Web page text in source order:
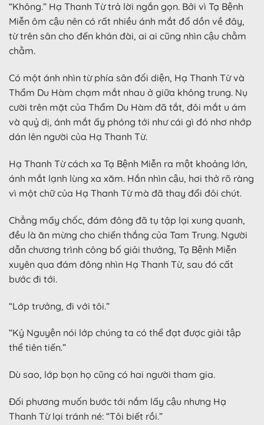
“Không.” Hạ Thanh Từ trả lời ngắn gọn. Bởi vì Tạ Bệnh
Miễn ôm cậu nên có rất nhiều ánh mắt đổ dồn về đây,
từ trên sân cho đến khán đài, ai ai cũng nhìn cậu chằm
chằm.
Có một ánh nhìn từ phía sân đối diện, Hạ Thanh Từ và
Thẩm Du Hàm chạm mắt nhau ở giữa không trung. Nụ
cười trên mặt của Thẩm Du Hàm đã tắt, đôi mắt u ám
và quỷ dị, ánh mắt ấy phóng tới như cái gì đó nhơ nhớp
dán lên người của Hạ Thanh Từ.
Hạ Thanh Từ cách xa Tạ Bệnh Miễn ra một khoảng lớn,
ánh mắt lạnh lùng xa xăm. Hắn nhìn cậu, hơi thở rõ ràng
vì một chữ của Hạ Thanh Từ mà đã thay đổi đôi chút.
Chẳng mấy chốc, đám đông đã tụ tập lại xung quanh,
đều là ăn mừng cho chiến thắng của Tam Trung. Người
dẫn chương trình công bố giải thưởng, Tạ Bệnh Miễn
xuyên qua đám đông nhìn Hạ Thanh Từ, sau đó cất
bước đi tới.
“Lớp trưởng, đi với tôi.”
“Kỷ Nguyện nói lớp chúng ta có thể đạt được giải tập
thể tiên tiến.”
Dù sao, lớp bọn họ cũng có hai người tham gia.
Đối phương muốn bước tới nắm lấy cậu nhưng Hạ
Thanh Từ lại tránh né: “Tôi biết rồi.”